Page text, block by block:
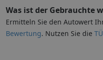
Was ist der Gebrauchte
Ermitteln Sie den Autowert
Bewertung. Nutzen Sie die